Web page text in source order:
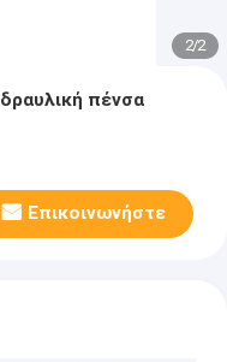
2/2
πένσα
Επικοινωνήστε